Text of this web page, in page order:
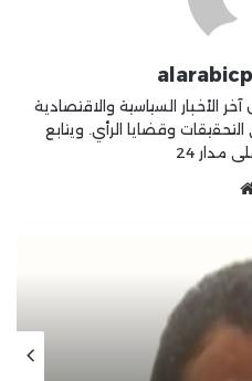
الأخبار السياسية والاقتصادية
التحقيقات وقضايا الرأي. ويتابع
مدار 24